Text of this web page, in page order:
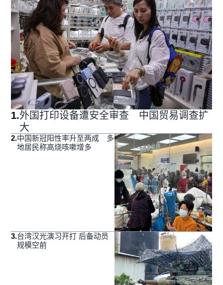
1.外国打印设备遭安全审查 中国贸易调查扩
大
2.中国新冠阳性率升至两成 多
地居民称高烧咳嗽增多
3.台湾汉光演习开打 后备动员
规模空前